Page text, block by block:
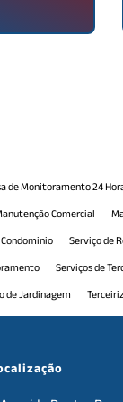
de Monitoramento 24
Comercial
Serviço de
Serviços de
de Jardinagem
de Portaria